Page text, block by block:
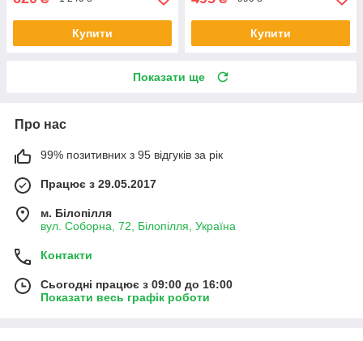
Купити Купити
Показати ще
Про нас
99% позитивних з 95 відгуків за рік
Працює з 29.05.2017
м. Білопілля
вул. Соборна, 72, Білопілля, Україна
Контакти
Сьогодні працює з 09:00 до 16:00
Показати весь графік роботи